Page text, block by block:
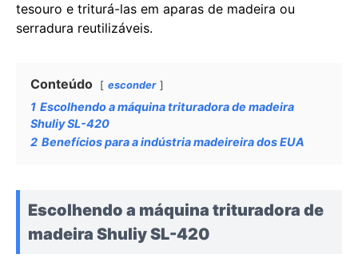
tesouro e triturá-las em aparas de madeira ou
serradura reutilizáveis.
Conteúdo esconder
1 Escolhendo a máquina trituradora de madeira
Shuliy SL-420
2 Benefícios para a indústria madeireira dos EUA
Escolhendo a máquina trituradora de
madeira Shuliy SL-420